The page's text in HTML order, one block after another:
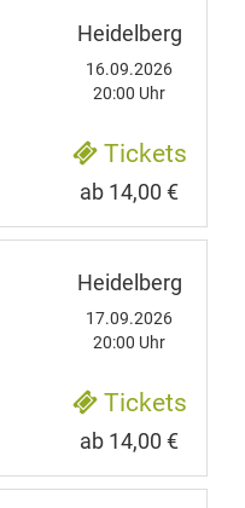
Heidelberg
16.09.2026
20:00 Uhr
Tickets
ab 14,00 €
Heidelberg
17.09.2026
20:00 Uhr
Tickets
ab 14,00 €